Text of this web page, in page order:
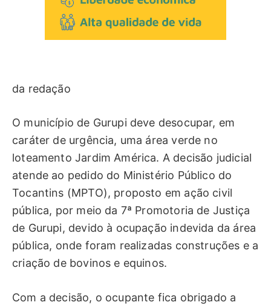
da redação
O município de Gurupi deve desocupar, em
caráter de urgência, uma área verde no
loteamento Jardim América. A decisão judicial
atende ao pedido do Ministério Público do
Tocantins (MPTO), proposto em ação civil
pública, por meio da 7ª Promotoria de Justiça
de Gurupi, devido à ocupação indevida da área
pública, onde foram realizadas construções e a
criação de bovinos e equinos.
Com a decisão, o ocupante fica obrigado a